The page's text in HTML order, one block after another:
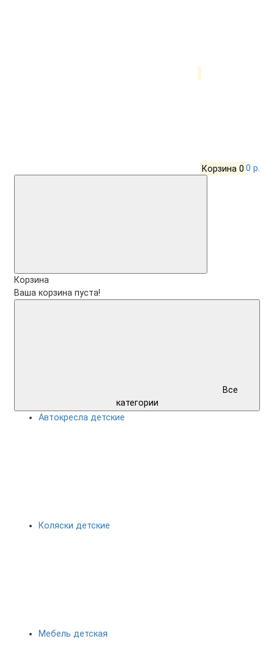
Корзина 0 0 р.
Корзина
Ваша корзина пуста!
Все
категории
Автокресла детские
Коляски детские
Мебель детская